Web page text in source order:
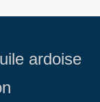
ardoise